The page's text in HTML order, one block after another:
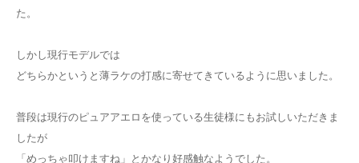
た。
しかし現行モデルでは
どちらかというと薄ラケの打感に寄せてきているように思いました。
普段は現行のピュアアエロを使っている生徒様にもお試しいただきま
したが
「めっちゃ叩けますね」とかなり好感触なようでした。